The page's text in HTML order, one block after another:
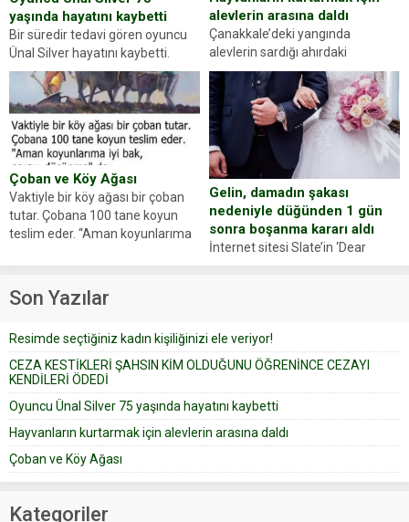
yaşında hayatını kaybetti
Bir süredir tedavi gören oyuncu
Ünal Silver hayatını kaybetti.
Haberi, oyuncunun menajerlik
ajansı duyurdu. Renda Güner,
sosyal medya hesabında “Usta
Oyuncumuz ve çok değerli
dostumuz...
alevlerin arasına daldı
Çanakkale’deki yangında
alevlerin sardığı ahırdaki
hayvanlarını kurtarmak isteyen
Zeki Demir (66) ölümden döndü.
Yüzünde ve ellerinde yanıklar
oluşan Demir, kâbus dolu anları
anlattı… Merkeze bağlı...
Çoban ve Köy Ağası
Vaktiyle bir köy ağası bir çoban
tutar. Çobana 100 tane koyun
teslim eder. “Aman koyunlarıma
Çoban koyunları alır gider. Aylar...
Gelin, damadın şakası
nedeniyle düğünden 1 gün
sonra boşanma kararı aldı
İnternet sitesi Slate’in ‘Dear
Prudence’ isimli tavsiye köşesine
yapıştırdığı için düğünden...
Son Yazılar
Resimde seçtiğiniz kadın kişiliğinizi ele veriyor!
CEZA KESTİKLERİ ŞAHSIN KİM OLDUĞUNU ÖĞRENİNCE CEZAYI
KENDİLERİ ÖDEDİ
Oyuncu Ünal Silver 75 yaşında hayatını kaybetti
Hayvanların kurtarmak için alevlerin arasına daldı
Çoban ve Köy Ağası
Kategoriler